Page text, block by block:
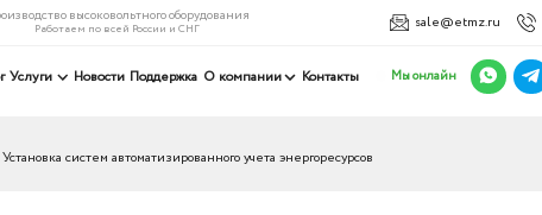
высоковольтного оборудования
Работаем по всей России и СНГ sale@etmz.ru
Услуги Новости Поддержка О компании Контакты Мы онлайн
Установка систем автоматизированного учета энергоресурсов